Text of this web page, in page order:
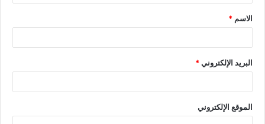
الاسم *
البريد الإلكتروني*
الموقع الإلكتروني